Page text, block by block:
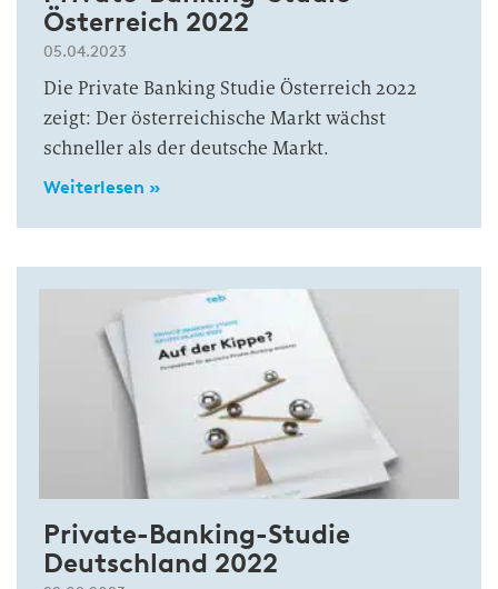
Österreich 2022
05.04.2023
Die Private Banking Studie Österreich 2022
zeigt: Der österreichische Markt wächst
schneller als der deutsche Markt.
Weiterlesen »
Private-Banking-Studie
Deutschland 2022